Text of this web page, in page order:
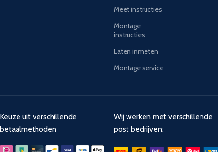
Meet instructies
Montage
instructies
Laten inmeten
Montage service
Keuze uit verschillende
betaalmethoden
Wij werken met verschillende
post bedrijven: